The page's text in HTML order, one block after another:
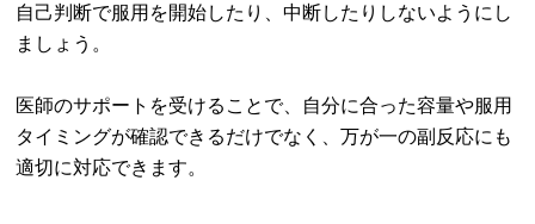
自己判断で服用を開始したり、中断したりしないようにし
ましょう。
医師のサポートを受けることで、自分に合った容量や服用
タイミングが確認できるだけでなく、万が一の副反応にも
適切に対応できます。